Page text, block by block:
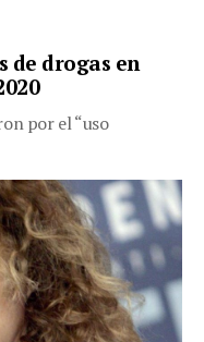
de drogas en
por el “uso